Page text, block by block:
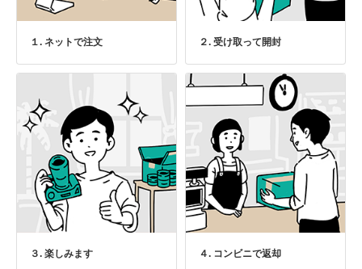
１. ネットで注文 ２. 受け取って開封
３. 楽しみます ４. コンビニで返却